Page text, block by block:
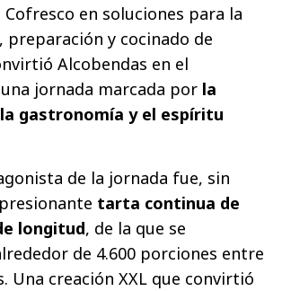
en soluciones para la
preparación y cocinado de
Alcobendas en el
jornada marcada por la
gastronomía y el espíritu
de la jornada fue, sin
tarta continua de
longitud, de la que se
de 4.600 porciones entre
Una creación XXL que convirtió